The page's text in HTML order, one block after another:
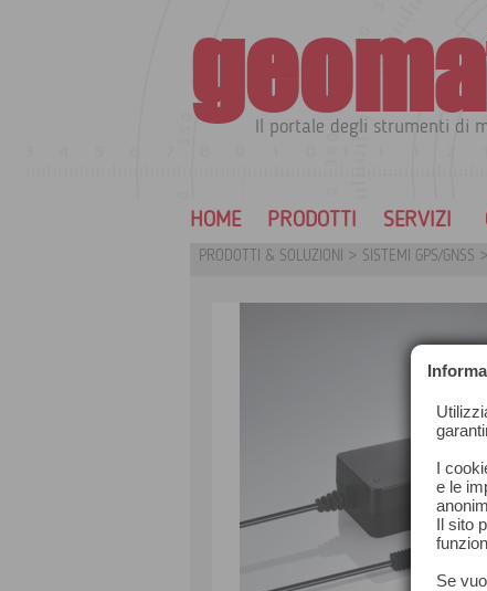
Il portale degli strumenti di
HOME PRODOTTI SERVIZI
PRODOTTI & SOLUZIONI > SISTEMI GPS/GNSS >
I
e le
Il sito
Se